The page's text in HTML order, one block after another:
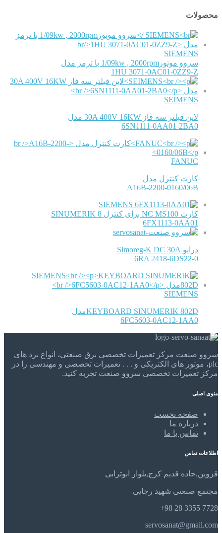
محصولات
SIEMENS
سروو موتور1/09kw , 2000rpm با ترمز مدل
1HU 3071-0AC01-0ZZ9-Z
SEIMENS
لاین فیلتر سه فاز 30A 400V 16KW مدل
6SN1111-0AA01-2BA0
FANUC
کارت کنترل مدل
A16B-2200-0160/06B
SIEMENS
کارت NC MS100 برای کنترل SINUMERIK 8
6FX1113-0AA01
درایو Simoreg-K DC 30A
6RA 2418-6DS22-0
SIEMENS
KEYBOARD SINUMERIK 802Dمدل
6FC5603-0AC12-1AA0
سروو صنعت مرکز تعمیرات تخصصی برق صنعتی، انواع برد های
plc، موتور های الکتریکی و . . . تعمیرات تخصصی و مهندسی را در
مرکز تعمیرات تخصصی سروو صنعت تجربه کنید.
منوی اصلی
صفحه نخست
درباره ما
تماس با ما
اطلاعات تماس
قزوین,جاده قدیم کرج,بلوار ابوترابی
مجتمع صنعتی شهید رجایی
7728 3355 28 98+
servosanat@gmail.com